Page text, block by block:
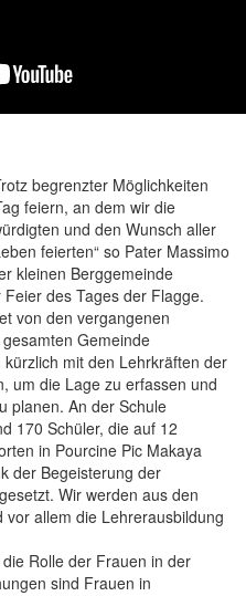
begrenzter Möglichkeiten
feiern, an dem wir die
und den Wunsch aller
feierten“ so Pater Massimo
kleinen Berggemeinde
des Tages der Flagge.
von den vergangenen
Gemeinde
mit den Lehrkräften der
um die Lage zu erfassen und
planen. An der Schule
170 Schüler, die auf 12
in Pourcine Pic Makaya
der Begeisterung der
Wir werden aus den
allem die Lehrerausbildung
Rolle der Frauen in der
sind Frauen in